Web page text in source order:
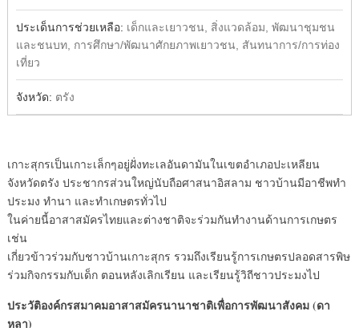
ประเด็นการช่วยเหลือ: เด็กและเยาวชน, สิ่งแวดล้อม, พัฒนาชุมชน
และชนบท, การศึกษา/พัฒนาศักยภาพเยาวชน, สันทนาการ/การท่อง
เที่ยว
จังหวัด: ตรัง
เกาะสุกรเป็นเกาะเล็กๆอยู่ฝั่งทะเลอันดามันในเขตอำเภอปะเหลียน
จังหวัดตรัง ประชากรส่วนใหญ่นับถือศาสนาอิสลาม ชาวบ้านมีอาชีพทำ
ประมง ทำนา และทำเกษตรทั่วไป
ในค่ายนี้อาสาสมัครไทยและต่างชาติจะร่วมกันทำงานด้านการเกษตร
เช่น
เกี่ยวข้าวร่วมกับชาวบ้านเกาะสุกร รวมถึงเรียนรู้การเกษตรปลอดสารพิษ
ร่วมกิจกรรมกับเด็ก ตอนหลังเลิกเรียน และเรียนรู้วิถีชาวประมงไป
ประวัติองค์กรสมาคมอาสาสมัครนานาชาติเพื่อการพัฒนาสังคม (ดา
หลา)